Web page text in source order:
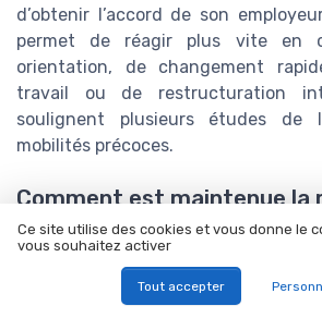
d’obtenir l’accord de son
permet de réagir plus vite en
orientation, de changement
travail ou de restructuration
soulignent plusieurs études de
mobilités précoces.
Comment est maintenue la
pendant la période de
Pendant la PREC, le salarié reste lié
travail et continue en
Ce site utilise des cookies et vous donne le
vous souhaitez activer
Tout accepter